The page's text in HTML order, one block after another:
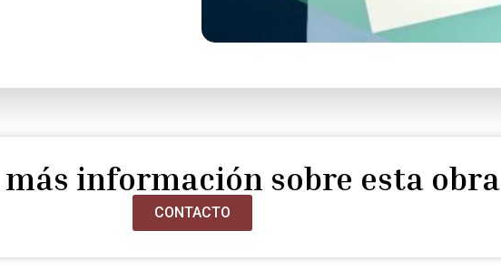
información sobre esta obra
CONTACTO